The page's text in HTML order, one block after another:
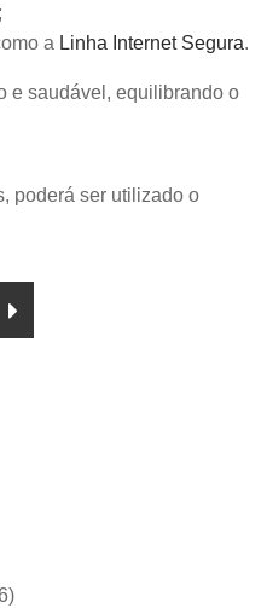
a Linha Internet Segura.
e saudável, equilibrando o
poderá ser utilizado o